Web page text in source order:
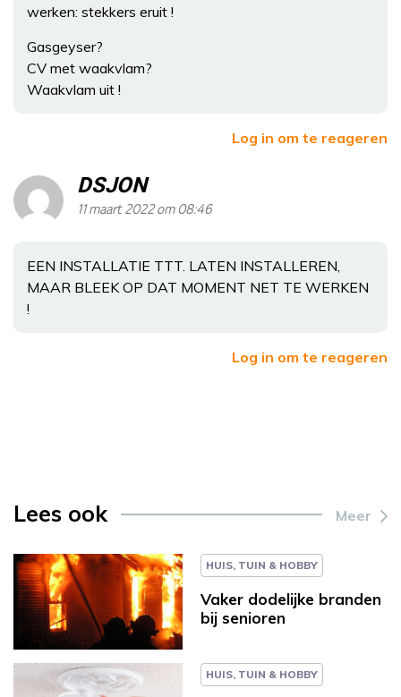
werken: stekkers eruit !
Gasgeyser?
CV met waakvlam?
Waakvlam uit !
Log in om te reageren
DSJON
11 maart 2022 om 08:46
EEN INSTALLATIE TTT. LATEN INSTALLEREN,
MAAR BLEEK OP DAT MOMENT NET TE WERKEN
!
Log in om te reageren
Lees ook Meer
HUIS, TUIN & HOBBY
Vaker dodelijke branden
bij senioren
HUIS, TUIN & HOBBY